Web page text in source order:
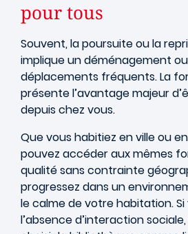
pour tous
Souvent, la poursuite ou la
implique un déménagement
déplacements fréquents. La
présente l’avantage majeur
depuis chez vous.
Que vous habitiez en ville ou
pouvez accéder aux mêmes
qualité sans contrainte
progressez dans un
le calme de votre habitation.
l’absence d’interaction